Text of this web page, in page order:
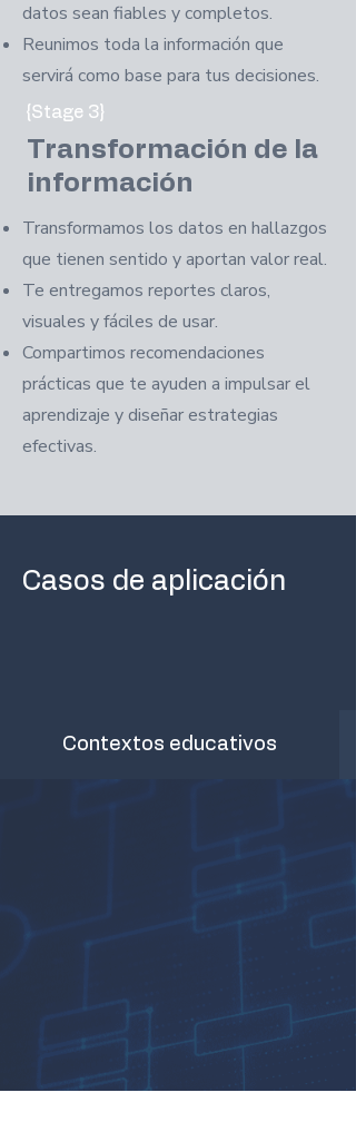
datos sean fiables y completos.
Reunimos toda la información que
servirá como base para tus decisiones.
{Stage 3}
Transformación de la
información
Transformamos los datos en hallazgos
que tienen sentido y aportan valor real.
Te entregamos reportes claros,
visuales y fáciles de usar.
Compartimos recomendaciones
prácticas que te ayuden a impulsar el
aprendizaje y diseñar estrategias
efectivas.
Casos de aplicación
Contextos educativos